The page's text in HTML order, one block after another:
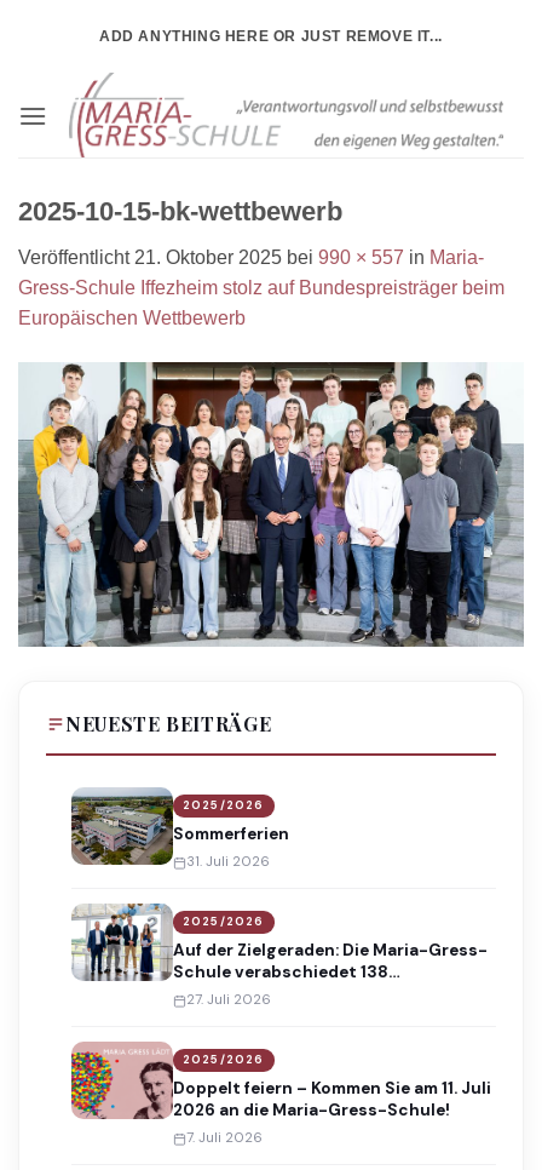
ADD ANYTHING HERE OR JUST REMOVE IT...
2025-10-15-bk-wettbewerb
Veröffentlicht 21. Oktober 2025 bei 990 × 557 in Maria-
Gress-Schule Iffezheim stolz auf Bundespreisträger beim
Europäischen Wettbewerb
NEUESTE BEITRÄGE
2025/2026
Sommerferien
31. Juli 2026
2025/2026
Auf der Zielgeraden: Die Maria-Gress-
Schule verabschiedet 138
Absolventinnen und Absolventen
27. Juli 2026
2025/2026
Doppelt feiern – Kommen Sie am 11. Juli
2026 an die Maria-Gress-Schule!
7. Juli 2026